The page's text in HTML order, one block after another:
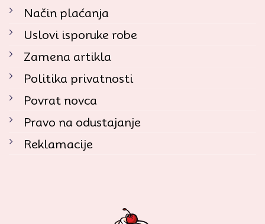
Način plaćanja
Uslovi isporuke robe
Zamena artikla
Politika privatnosti
Povrat novca
Pravo na odustajanje
Reklamacije